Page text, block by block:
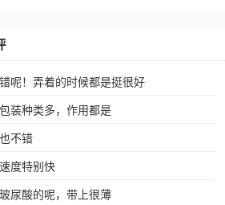
呢！弄着的时候都是挺很好
装种类多，作用都是
不错
度特别快
尿酸的呢，带上很薄